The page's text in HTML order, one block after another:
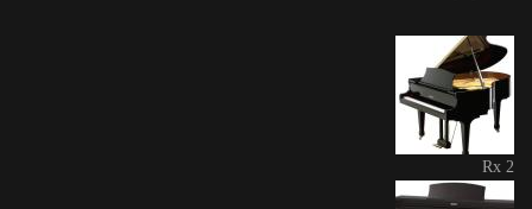
Rx 2